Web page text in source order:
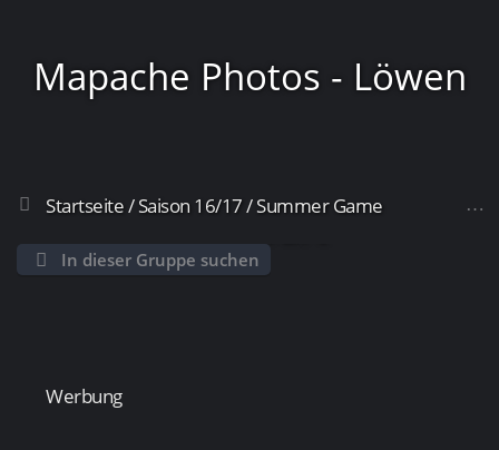
Mapache Photos - Löwen
Frankfurt
Startseite/Saison 16/17/Summer Game
In dieser Gruppe suchen
Werbung